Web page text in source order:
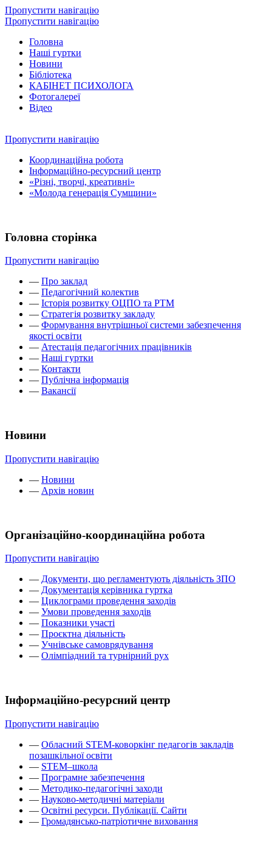
Пропустити навігацію
Пропустити навігацію
Головна
Наші гуртки
Новини
Бібліотека
КАБІНЕТ ПСИХОЛОГА
Фотогалереї
Відео
Пропустити навігацію
Координаційна робота
Інформаційно-ресурсний центр
«Різні, творчі, креативні»
«Молода генерація Сумщини»
Головна сторінка
Пропустити навігацію
— Про заклад
— Педагогічний колектив
— Історія розвитку ОЦПО та РТМ
— Стратегія розвитку закладу
— Формування внутрішньої системи забезпечення
якості освіти
— Атестація педагогічних працівників
— Наші гуртки
— Контакти
— Публічна інформація
— Вакансії
Новини
Пропустити навігацію
— Новини
— Архів новин
Організаційно-координаційна робота
Пропустити навігацію
— Документи, що регламентують діяльність ЗПО
— Документація керівника гуртка
— Циклограми проведення заходів
— Умови проведення заходів
— Показники участі
— Проєктна діяльність
— Учнівське самоврядування
— Олімпіадний та турнірний рух
Інформаційно-ресурсний центр
Пропустити навігацію
— Обласний STEM-коворкінг педагогів закладів
позашкільної освіти
— STEM–школа
— Програмне забезпечення
— Методико-педагогічні заходи
— Науково-методичні матеріали
— Освітні ресурси. Публікації. Сайти
— Громадянсько-патріотичне виховання